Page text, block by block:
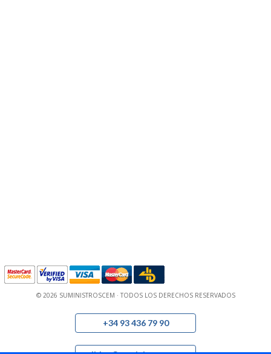
© 2026 SUMINISTROSCEM · TODOS LOS DERECHOS RESERVADOS
+34 93 436 79 90